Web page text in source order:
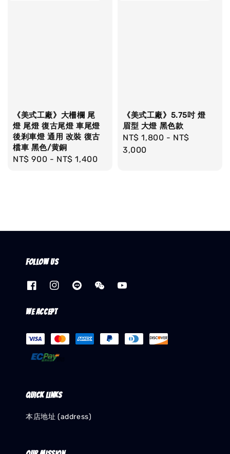
《美式工廠》大柵欄 尾
燈 尾燈 復古尾燈 車尾燈
後剎車燈 通用 改裝 復古
檔車 黑色/黄銅
Regular
NT$ 900 - NT$ 1,400
《美式工廠》5.75吋 燈
眉型 大燈 黑色款
Regular
price
NT$ 1,800 - NT$
3,000
Follow us
We accept
Quick links
本店地址 (address)